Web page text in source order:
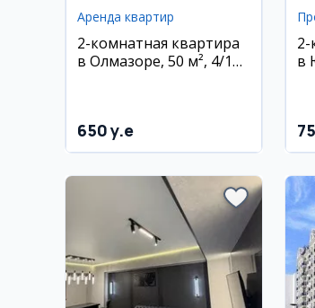
Аренда квартир
2-комнатная квартира
в Олмазоре, 50 м², 4/12
650 y.e
2-
в